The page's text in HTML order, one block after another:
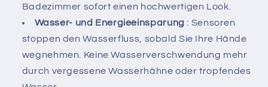
Badezimmer sofort einen hochwertigen Look.
Wasser- und Energieeinsparung : Sensoren
stoppen den Wasserfluss, sobald Sie Ihre Hände
wegnehmen. Keine Wasserverschwendung mehr
durch vergessene Wasserhähne oder tropfendes